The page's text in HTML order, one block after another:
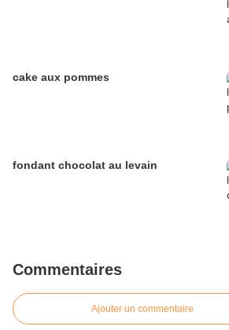
cake aux pommes
fondant chocolat au levain
Commentaires
Ajouter un commentaire